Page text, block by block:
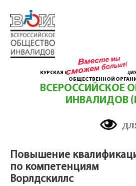
КУРСКАЯ ОБЛАСТНАЯ
ОБЩЕСТВЕННОЙ
ВСЕРОССИЙСКОЕ
ИНВАЛИДОВ
Повышение
по компетенциям
Ворлдскиллс